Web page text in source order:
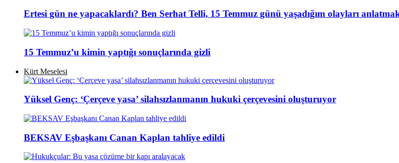
Ertesi gün ne yapacaklardı? Ben Serhat Telli, 15 Temmuz günü yaşadığım olayları
15 Temmuz’u kimin yaptığı sonuçlarında gizli
Kürt Meselesi
Yüksel Genç: ‘Çerçeve yasa’ silahsızlanmanın hukuki çerçevesini oluşturuyor
BEKSAV Eşbaşkanı Canan Kaplan tahliye edildi